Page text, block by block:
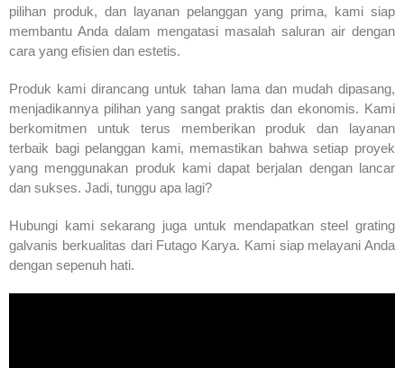
pilihan produk, dan layanan pelanggan yang prima, kami siap
membantu Anda dalam mengatasi masalah saluran air dengan
cara yang efisien dan estetis.
Produk kami dirancang untuk tahan lama dan mudah dipasang,
menjadikannya pilihan yang sangat praktis dan ekonomis. Kami
berkomitmen untuk terus memberikan produk dan layanan
terbaik bagi pelanggan kami, memastikan bahwa setiap proyek
yang menggunakan produk kami dapat berjalan dengan lancar
dan sukses. Jadi, tunggu apa lagi?
Hubungi kami sekarang juga untuk mendapatkan steel grating
galvanis berkualitas dari Futago Karya. Kami siap melayani Anda
dengan sepenuh hati.